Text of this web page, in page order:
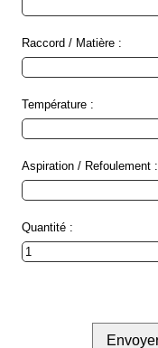
Raccord / Matière :
Température :
Aspiration / Refoulement :
Quantité :